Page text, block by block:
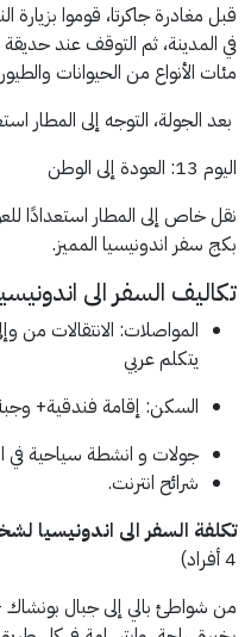
مئات الأنواع من الحيوانات
بعد الجولة، التوجه إلى المطار
اليوم 13: العودة إلى الوطن
نقل خاص إلى المطار استعدادًا
بكج سفر اندونيسيا المميز.
تكاليف السفر الى
المواصلات: الانتقالات من
يتكلم عربي
السكن: إقامة فندقية+
جولات و انشطة سياحية في
شرائح انترنت.
تكلفة السفر الى اندونيسيا
4 أفراد)
من شواطئ بالي إلى جبال